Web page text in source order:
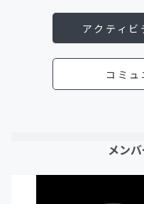
アクティビ
コミュ
メン